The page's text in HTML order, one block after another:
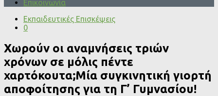
Επικοινωνία
Εκπαιδευτικές Επισκέψεις
0
Χωρούν οι αναμνήσεις τριών
χρόνων σε μόλις πέντε
χαρτόκουτα;Μία συγκινητική γιορτή
αποφοίτησης για τη Γ’ Γυμνασίου!